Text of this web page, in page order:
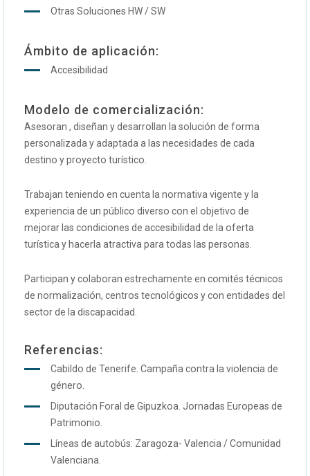
Otras Soluciones HW / SW
Ámbito de aplicación:
Accesibilidad
Modelo de comercialización:
Asesoran , diseñan y desarrollan la solución de forma
personalizada y adaptada a las necesidades de cada
destino y proyecto turístico.
Trabajan teniendo en cuenta la normativa vigente y la
experiencia de un público diverso con el objetivo de
mejorar las condiciones de accesibilidad de la oferta
turística y hacerla atractiva para todas las personas.
Participan y colaboran estrechamente en comités técnicos
de normalización, centros tecnológicos y con entidades del
sector de la discapacidad.
Referencias:
Cabildo de Tenerife. Campaña contra la violencia de
género.
Diputación Foral de Gipuzkoa. Jornadas Europeas de
Patrimonio.
Líneas de autobús: Zaragoza- Valencia / Comunidad
Valenciana.